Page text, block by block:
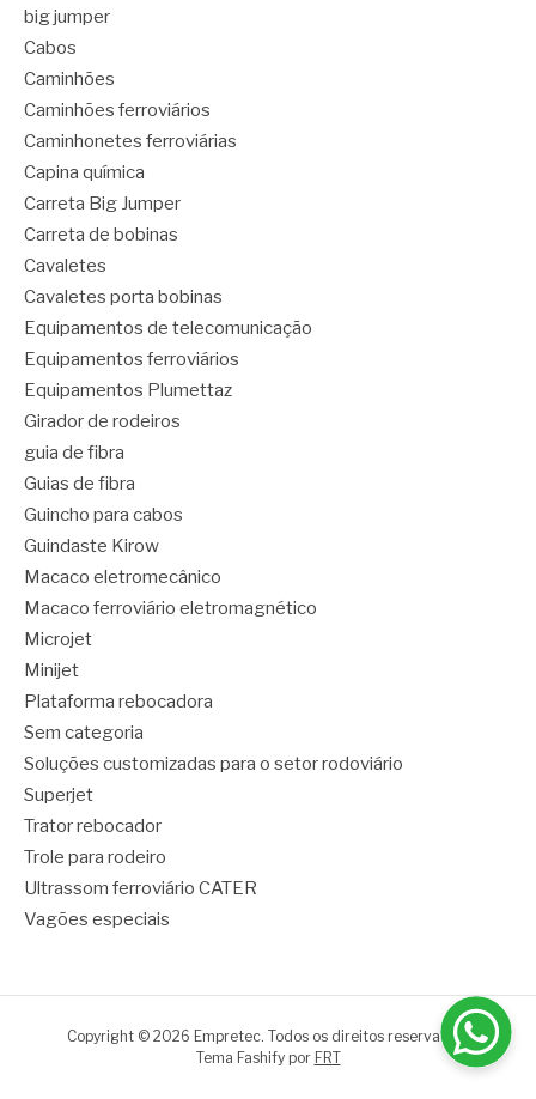
big jumper
Cabos
Caminhões
Caminhões ferroviários
Caminhonetes ferroviárias
Capina química
Carreta Big Jumper
Carreta de bobinas
Cavaletes
Cavaletes porta bobinas
Equipamentos de telecomunicação
Equipamentos ferroviários
Equipamentos Plumettaz
Girador de rodeiros
guia de fibra
Guias de fibra
Guincho para cabos
Guindaste Kirow
Macaco eletromecânico
Macaco ferroviário eletromagnético
Microjet
Minijet
Plataforma rebocadora
Sem categoria
Soluções customizadas para o setor rodoviário
Superjet
Trator rebocador
Trole para rodeiro
Ultrassom ferroviário CATER
Vagões especiais
Copyright © 2026 Empretec. Todos os direitos reservados.
Tema Fashify por FRT